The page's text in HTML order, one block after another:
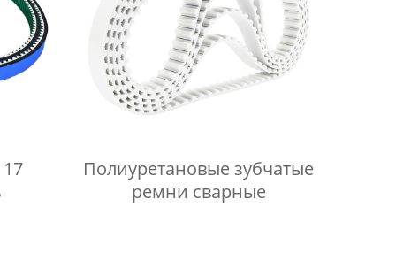
Полиуретановые зубчатые
ремни сварные